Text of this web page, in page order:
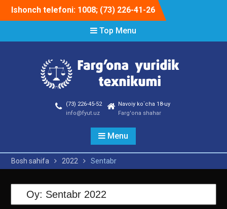
Ishonch telefoni: 1008; (73) 226-41-26
Top Menu
(73) 226-45-52
info@fyut.uz
Navoiy ko`cha 18-uy
Farg'ona shahar
Menu
Bosh sahifa 2022 Sentabr
Oy: Sentabr 2022